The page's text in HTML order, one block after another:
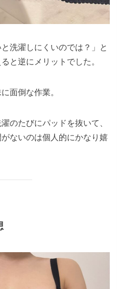
洗濯しにくいのでは？」と
と逆にメリットでした。
面倒な作業。
のたびにパッドを抜いて、
ないのは個人的にかなり嬉